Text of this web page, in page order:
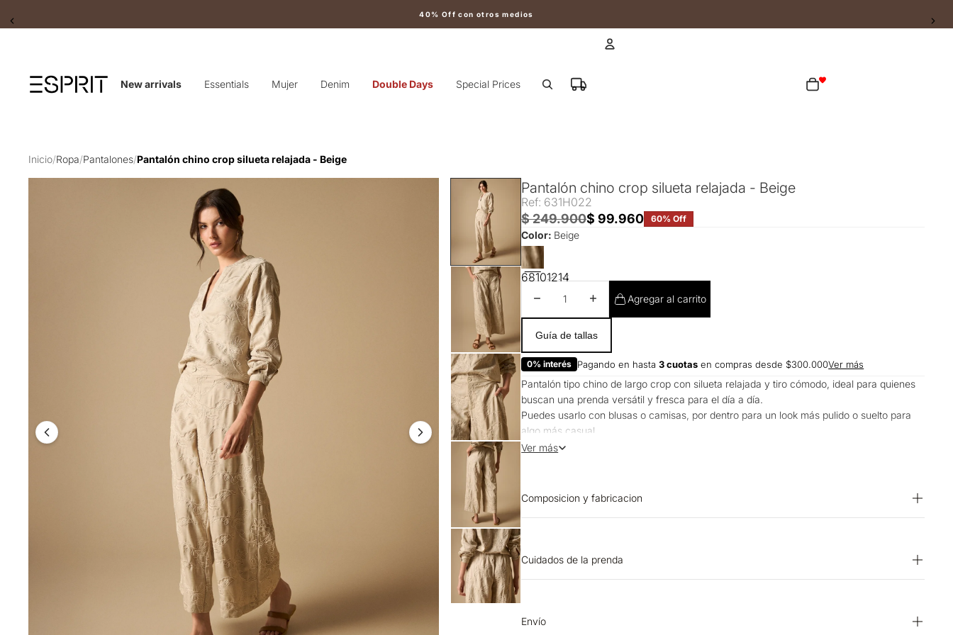
40% Off con otros medios
New arrivals Essentials Mujer Denim Double Days Special Prices
Total de artículos en el carrito: 0
Inicio/Ropa/Pantalones/Pantalón chino crop silueta relajada - Beige
Pantalón chino crop silueta relajada - Beige
Ref: 631H022
$ 249.900$ 99.960 60% Off
Color: Beige
68101214
Disminuir cantidadAumentar cantidad
Agregar al carrito
Guía de tallas
0% interés Pagando en hasta3 cuotas en compras desde $300.000Ver más
Pantalón tipo chino de largo crop con silueta relajada y tiro cómodo, ideal para quienes
buscan una prenda versátil y fresca para el día a día.
Puedes usarlo con blusas o camisas, por dentro para un look más pulido o suelto para
algo más casual.
Funciona para la oficina y para planes relajados.
Ver más
Composicion y fabricacion
Cuidados de la prenda
SECADO: No secar en máquina. OTROS: No retorcer ni exprimir. PLANCHADO: No
Envío